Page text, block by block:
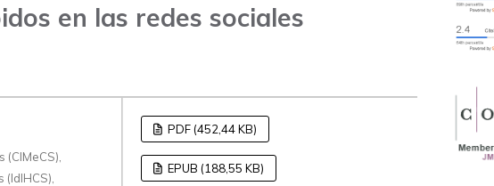
en las redes sociales
PDF (452,44 KB)
EPUB (188,55 KB)